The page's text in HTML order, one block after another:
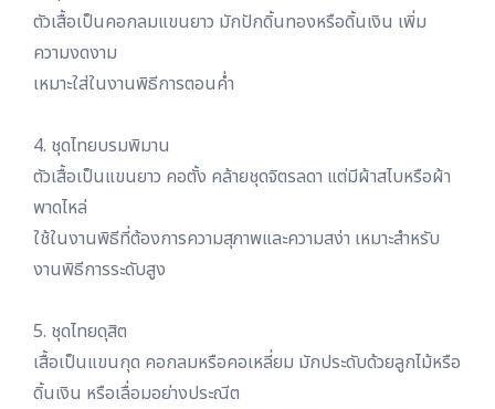
ตัวเสื้อเป็นคอกลมแขนยาว มักปักดิ้นทองหรือดิ้นเงิน เพิ่ม
ความงดงาม
เหมาะใส่ในงานพิธีการตอนค่ำ
4. ชุดไทยบรมพิมาน
ตัวเสื้อเป็นแขนยาว คอตั้ง คล้ายชุดจิตรลดา แต่มีผ้าสไบหรือผ้า
พาดไหล่
ใช้ในงานพิธีที่ต้องการความสุภาพและความสง่า เหมาะสำหรับ
งานพิธีการระดับสูง
5. ชุดไทยดุสิต
เสื้อเป็นแขนกุด คอกลมหรือคอเหลี่ยม มักประดับด้วยลูกไม้หรือ
ดิ้นเงิน หรือเลื่อมอย่างประณีต